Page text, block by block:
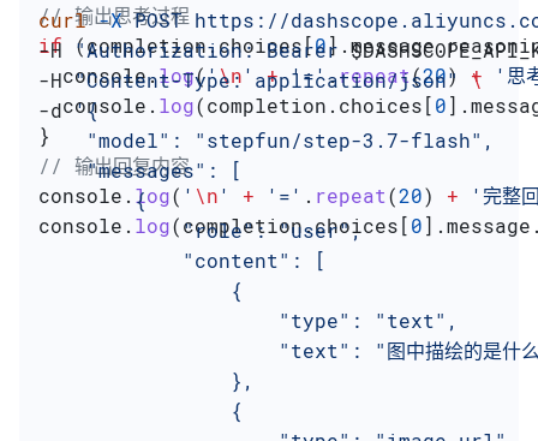
// 输出思考过程
if (completion. choices[0].message.
  console
.log('\n' + '='.repeat(20) + '思
  console
. log(completion . choices[0].
}
// 输出回复内容
console . log( ' \n' + '=' . repeat(20) + '完整
console . log(completion.choices[0].message
curl -X POST https://
-H "Authorization: Bearer
-H "Content-Type: application/json"
\
-d '{
    "model": "stepfun/step-3.7-flash",
    "messages": [
        {
            "role": "user",
            "content": [
                {
                    "type": "text",
"text": "图中描绘的是什
                },
                {